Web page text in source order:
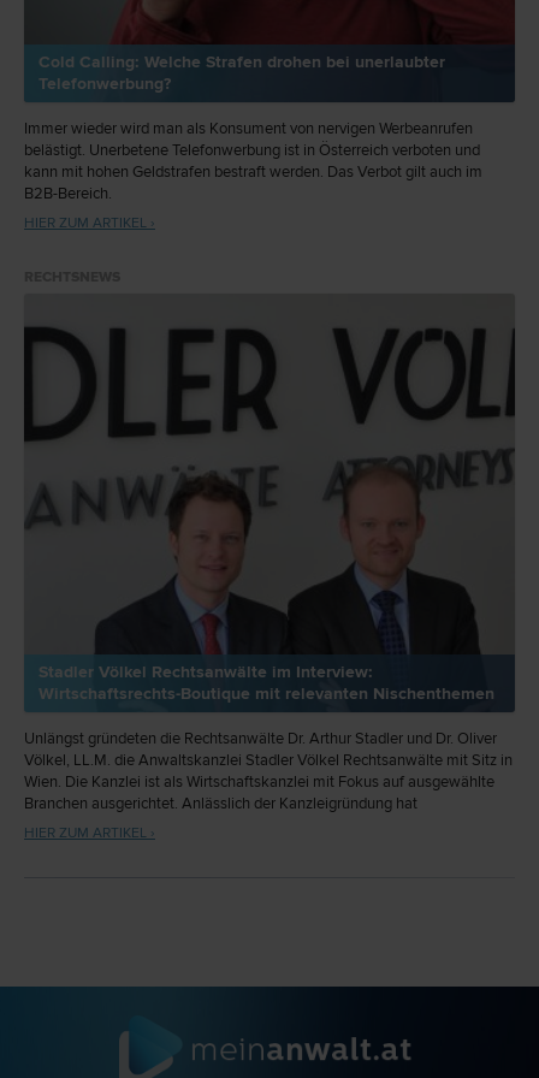
Cold Calling: Welche Strafen drohen bei unerlaubter
Telefonwerbung?
Immer wieder wird man als Konsument von nervigen Werbeanrufen
belästigt. Unerbetene Telefonwerbung ist in Österreich verboten und
kann mit hohen Geldstrafen bestraft werden. Das Verbot gilt auch im
B2B-Bereich.
HIER ZUM ARTIKEL ›
Stadler Völkel Rechtsanwälte im Interview:
Wirtschaftsrechts-Boutique mit relevanten Nischenthemen
Unlängst gründeten die Rechtsanwälte Dr. Arthur Stadler und Dr. Oliver
Völkel, LL.M. die Anwaltskanzlei Stadler Völkel Rechtsanwälte mit Sitz in
Wien. Die Kanzlei ist als Wirtschaftskanzlei mit Fokus auf ausgewählte
Branchen ausgerichtet. Anlässlich der Kanzleigründung hat
meinanwalt.at die beiden Gründer und Partner zum Interview geladen.
HIER ZUM ARTIKEL ›